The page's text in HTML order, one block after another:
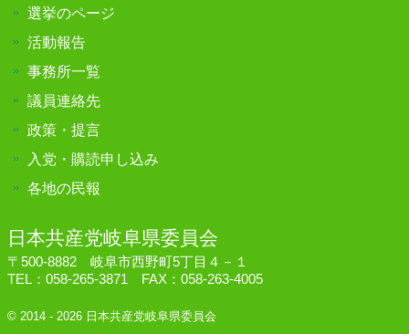
検
選挙のページ
活動報告
事務所一覧
議員連絡先
政策・提言
入党・購読申し込み
各地の民報
日本共産党岐阜県委員会
〒500-8882 岐阜市西野町5丁目４－１
TEL：058-265-3871 FAX：058-263-4005
© 2014 - 2026 日本共産党岐阜県委員会